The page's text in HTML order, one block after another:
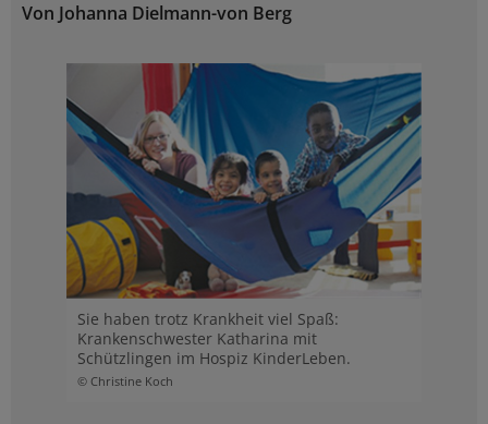
Von Johanna Dielmann-von Berg
Sie haben trotz Krankheit viel Spaß:
Krankenschwester Katharina mit
Schützlingen im Hospiz KinderLeben.
© Christine Koch